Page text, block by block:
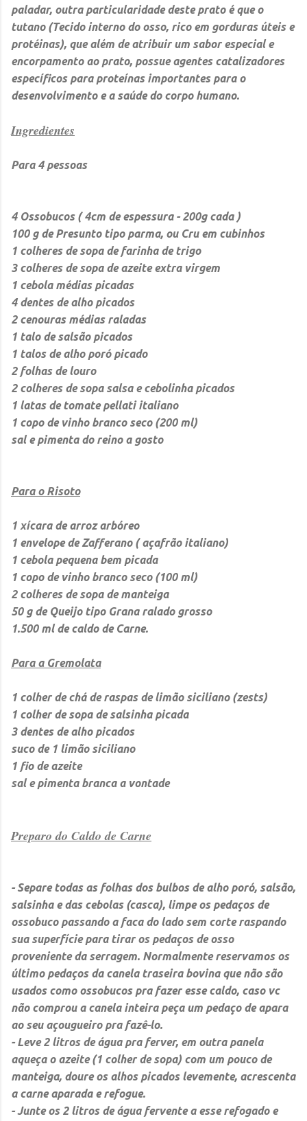
paladar, outra particularidade deste prato é que o
tutano (Tecido interno do osso, rico em gorduras úteis e
protéinas), que além de atribuir um sabor especial e
encorpamento ao prato, possue agentes catalizadores
específicos para proteínas importantes para o
desenvolvimento e a saúde do corpo humano.
Ingredientes
Para 4 pessoas
4 Ossobucos ( 4cm de espessura - 200g cada )
100 g de Presunto tipo parma, ou Cru em cubinhos
1 colheres de sopa de farinha de trigo
3 colheres de sopa de azeite extra virgem
1 cebola médias picadas
4 dentes de alho picados
2 cenouras médias raladas
1 talo de salsão picados
1 talos de alho poró picado
2 folhas de louro
2 colheres de sopa salsa e cebolinha picados
1 latas de tomate pellati italiano
1 copo de vinho branco seco (200 ml)
sal e pimenta do reino a gosto
Para o Risoto
1 xícara de arroz arbóreo
1 envelope de Zafferano ( açafrão italiano)
1 cebola pequena bem picada
1 copo de vinho branco seco (100 ml)
2 colheres de sopa de manteiga
50 g de Queijo tipo Grana ralado grosso
1.500 ml de caldo de Carne.
Para a Gremolata
1 colher de chá de raspas de limão siciliano (zests)
1 colher de sopa de salsinha picada
3 dentes de alho picados
suco de 1 limão siciliano
1 fio de azeite
sal e pimenta branca a vontade
Preparo do Caldo de Carne
- Separe todas as folhas dos bulbos de alho poró, salsão,
salsinha e das cebolas (casca), limpe os pedaços de
ossobuco passando a faca do lado sem corte raspando
sua superfície para tirar os pedaços de osso
proveniente da serragem. Normalmente reservamos os
último pedaços da canela traseira bovina que não são
usados como ossobucos pra fazer esse caldo, caso vc
não comprou a canela inteira peça um pedaço de apara
ao seu açougueiro pra fazê-lo.
- Leve 2 litros de água pra ferver, em outra panela
aqueça o azeite (1 colher de sopa) com um pouco de
manteiga, doure os alhos picados levemente, acrescenta
a carne aparada e refogue.
- Junte os 2 litros de água fervente a esse refogado e